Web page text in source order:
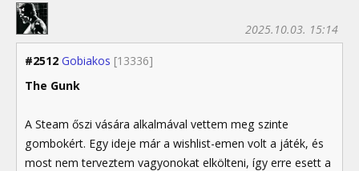
#2512 Gobiakos [13336]
2025.10.03. 15:14
The Gunk
A Steam őszi vására alkalmával vettem meg szinte
gombokért. Egy ideje már a wishlist-emen volt a játék, és
most nem terveztem vagyonokat elkölteni, így erre esett a